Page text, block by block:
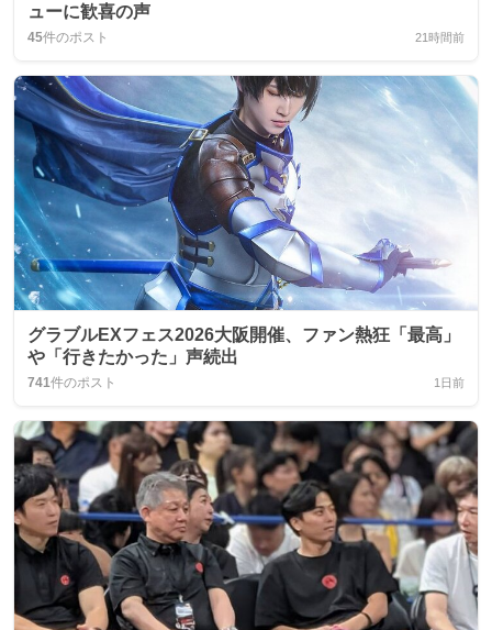
ューに歓喜の声
45件のポスト 21時間前
グラブルEXフェス2026大阪開催、ファン熱狂「最高」
や「行きたかった」声続出
741件のポスト 1日前